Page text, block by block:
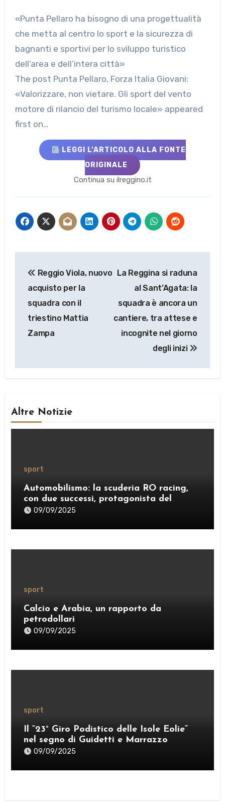
«Punta Pellaro ha bisogno di una progettualità
che metta al centro lo sport e la sicurezza di
bagnanti e sportivi per lo sviluppo turistico
dell’area e dell’intera città»
The post Punta Pellaro, Forza Italia Giovani:
«Valorizzare, non vietare. Gli sport del vento
motore di rilancio del turismo locale» appeared
first on…
LEGGI L’ARTICOLO ALLA FONTE
ORIGINALE
Continua su ilreggino.it
articoli
Reggio Viola, nuovo
acquisto per la
squadra con il
triestino Mattia
Zampa
La Reggina si raduna
al Sant’Agata: la
squadra è ancora un
cantiere, tra attese e
incognite nel giorno
degli inizi
Altre Notizie
sport
Automobilismo: la scuderia RO racing,
con due successi, protagonista del
weekend
09/09/2025
sport
Calcio e Arabia, un rapporto da
petrodollari
09/09/2025
sport
Il “23° Giro Podistico delle Isole Eolie”
nel segno di Guidetti e Marrazzo
09/09/2025